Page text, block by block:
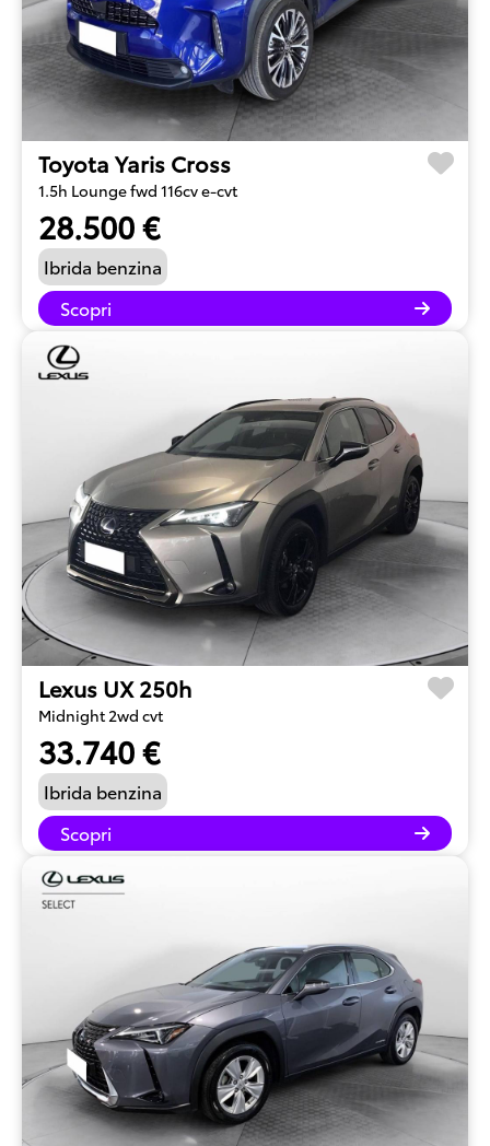
Toyota Yaris Cross
1.5h Lounge fwd 116cv e-cvt
28.500 €
Ibrida benzina
Scopri
Lexus UX 250h
Midnight 2wd cvt
33.740 €
Ibrida benzina
Scopri